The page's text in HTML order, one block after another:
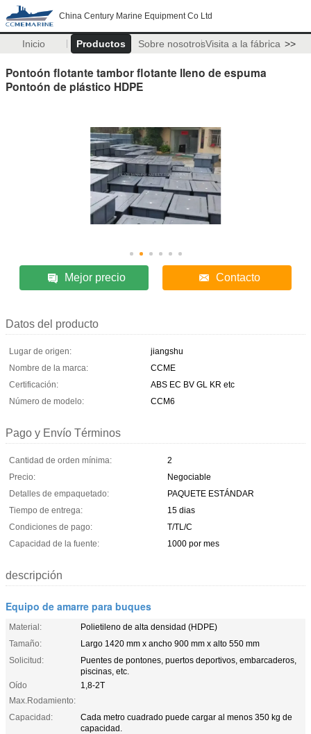
China Century Marine Equipment Co Ltd
Inicio Productos Sobre nosotrosVisita a la fábrica >>
Pontoón flotante tambor flotante lleno de espuma
Pontoón de plástico HDPE
Mejor precio Contacto
Datos del producto
Lugar de origen:
jiangshu
Nombre de la marca:
CCME
Certificación:
ABS EC BV GL KR etc
Número de modelo:
CCM6
Pago y Envío Términos
Cantidad de orden mínima:
2
Precio:
Negociable
Detalles de empaquetado:
PAQUETE ESTÁNDAR
Tiempo de entrega:
15 dias
Condiciones de pago:
T/TL/C
Capacidad de la fuente:
1000 por mes
descripción
Equipo de amarre para buques
Material:
Polietileno de alta densidad (HDPE)
Tamaño:
Largo 1420 mm x ancho 900 mm x alto 550 mm
Solicitud:
Puentes de pontones, puertos deportivos, embarcaderos,
piscinas, etc.
Oído
Max.Rodamiento:
1,8-2T
Capacidad:
Cada metro cuadrado puede cargar al menos 350 kg de
capacidad.